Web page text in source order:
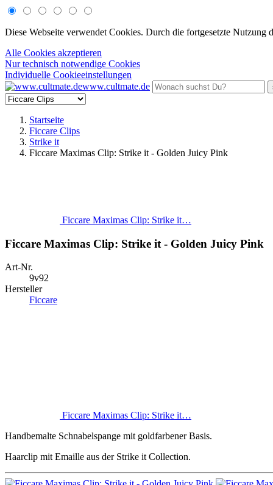
Diese Webseite verwendet Cookies. Durch die fortgesetzte
Alle Cookies akzeptieren
Nur technisch notwendige Cookies
Individuelle Cookieeinstellungen
www.cultmate.de
Startseite
Ficcare Clips
Strike it
Ficcare Maximas Clip: Strike it - Golden Juicy Pink
Ficcare Maximas Clip: Strike it…
Ficcare Maximas Clip: Strike it - Golden Juicy Pink
Art-Nr.
9v92
Hersteller
Ficcare
Ficcare Maximas Clip: Strike it…
Handbemalte Schnabelspange mit goldfarbener Basis.
Haarclip mit Emaille aus der Strike it Collection.